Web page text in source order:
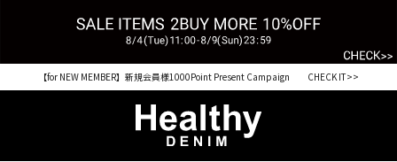
税込33,000円以上ご購入で送料無料 CHECK IT>>